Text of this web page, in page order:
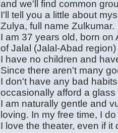
and we'll find common
I'll tell you a little about
Zulya, full name Zulkumar.
I am 37 years old, born on
of Jalal (Jalal-Abad
I have no children and
Since there aren't many
I don't have any bad
occasionally afford a
I am naturally gentle and
loving. In my free time, I
I love the theater, even if